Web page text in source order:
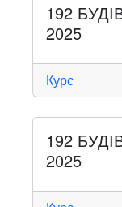
192
2025
Курс
192
2025